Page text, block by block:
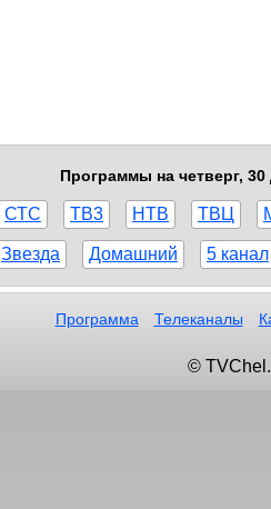
Программы на четверг, 30
СТС ТВ3 НТВ ТВЦ
Звезда Домашний 5 канал
Программа Телеканалы
©